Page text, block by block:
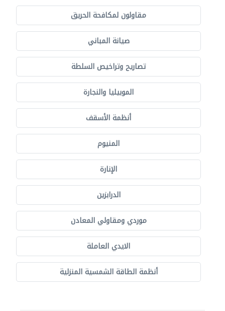
مقاولون لمكافحة الحريق
صيانة المباني
تصاريح وتراخيص السلطة
الموبيليا والنجارة
أنظمة الأسقف
المنيوم
الإنارة
الدرابزين
موردي ومقاولي المعادن
الايدي العاملة
أنظمة الطاقة الشمسية المنزلية